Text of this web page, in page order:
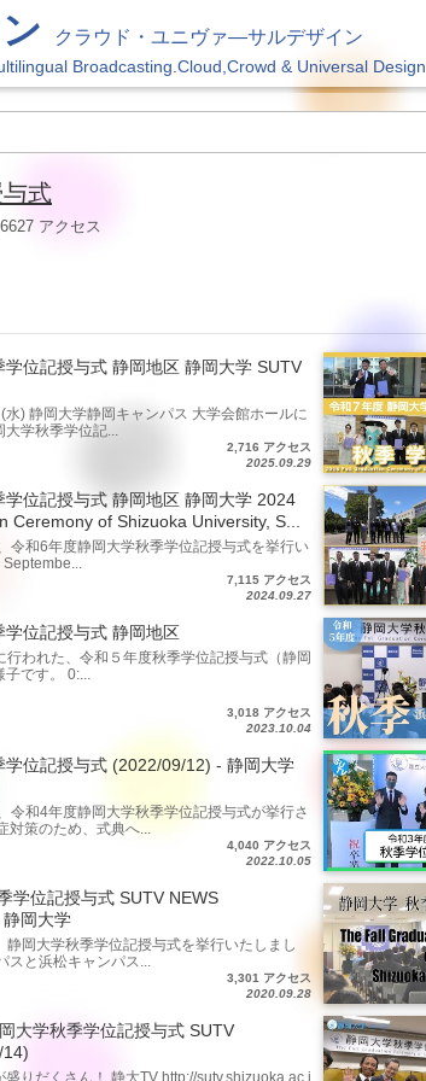
クラウド・ユニヴァ―サルデザイン
Broadcasting.Cloud,Crowd & Universal Design
式
アクセス
学位記授与式 静岡地区 静岡大学 SUTV
) 静岡大学静岡キャンパス 大学会館ホールに
大学秋季学位記...
2,716 アクセス
2025.09.29
学位記授与式 静岡地区 静岡大学 2024
Ceremony of Shizuoka University, S...
令和6年度静岡大学秋季学位記授与式を挙行い
Septembe...
7,115 アクセス
2024.09.27
学位記授与式 静岡地区
われた、令和５年度秋季学位記授与式（静岡
子です。 0:...
3,018 アクセス
2023.10.04
学位記授与式 (2022/09/12) - 静岡大学
令和4年度静岡大学秋季学位記授与式が挙行さ
対策のため、式典へ...
4,040 アクセス
2022.10.05
学位記授与式 SUTV NEWS
岡大学
岡大学秋季学位記授与式を挙行いたしまし
スと浜松キャンパス...
3,301 アクセス
2020.09.28
大学秋季学位記授与式 SUTV
14)